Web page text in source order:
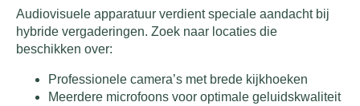
Audiovisuele apparatuur verdient speciale aandacht bij
hybride vergaderingen. Zoek naar locaties die
beschikken over:
Professionele camera’s met brede kijkhoeken
Meerdere microfoons voor optimale geluidskwaliteit